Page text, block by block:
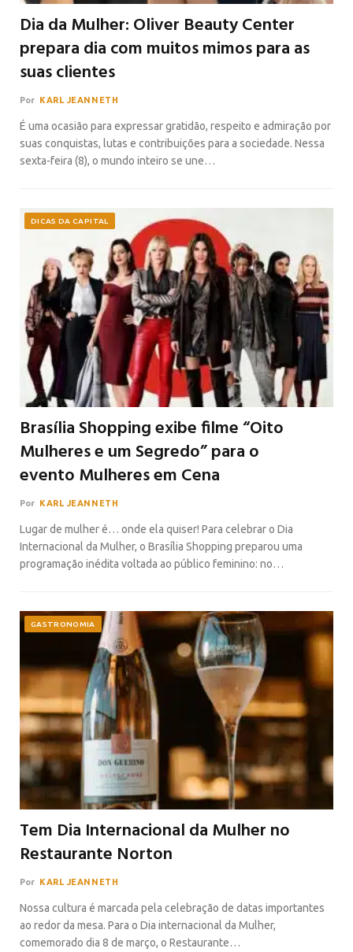
Dia da Mulher: Oliver Beauty Center
prepara dia com muitos mimos para as
suas clientes
Por KARL JEANNETH
É uma ocasião para expressar gratidão, respeito e admiração por
suas conquistas, lutas e contribuições para a sociedade. Nessa
sexta-feira (8), o mundo inteiro se une…
DICAS DA CAPITAL
Brasília Shopping exibe filme “Oito
Mulheres e um Segredo” para o
evento Mulheres em Cena
Por KARL JEANNETH
Lugar de mulher é… onde ela quiser! Para celebrar o Dia
Internacional da Mulher, o Brasília Shopping preparou uma
programação inédita voltada ao público feminino: no…
GASTRONOMIA
Tem Dia Internacional da Mulher no
Restaurante Norton
Por KARL JEANNETH
Nossa cultura é marcada pela celebração de datas importantes
ao redor da mesa. Para o Dia internacional da Mulher,
comemorado dia 8 de março, o Restaurante…